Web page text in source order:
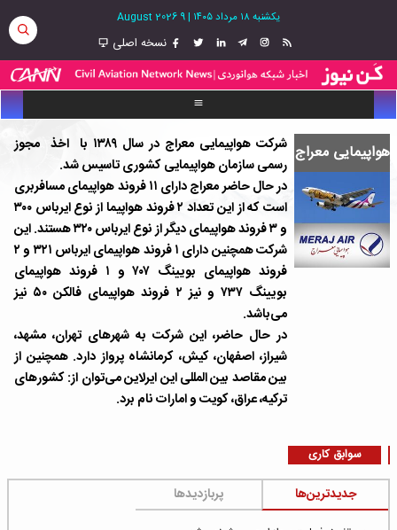
یکشنبه ۱۸ مرداد ۱۴۰۵ |
9 August 2026
نسخه اصلی
هواپیمایی معراج
شرکت هواپیمایی معراج در سال ۱۳۸۹ با اخذ مجوز
رسمی سازمان هواپیمایی کشوری تاسیس شد.
در حال حاضر معراج دارای ۱۱ فروند هواپیمای مسافربری
است که از این تعداد ۲ فروند هواپیما از نوع ایرباس ۳۰۰
و ۳ فروند هواپیمای دیگر از نوع ایرباس ۳۲۰ هستند. این
شرکت همچنین دارای ۱ فروند هواپیمای ایرباس ۳۲۱ و ۲
فروند هواپیمای بویینگ ۷۰۷ و ۱ فروند هواپیمای
بویینگ ۷۳۷ و نیز ۲ فروند هواپیمای فالکن ۵۰ نیز
می‌باشد.
در حال حاضر، این شرکت به شهرهای تهران، مشهد،
شیراز، اصفهان، کیش، کرمانشاه پرواز دارد. همچنین از
بین مقاصد بین المللی این ایرلاین می‌توان از: کشورهای
ترکیه، عراق، کویت و امارات نام برد.
سوابق کاری
جدیدترین‌ها پربازدیدها